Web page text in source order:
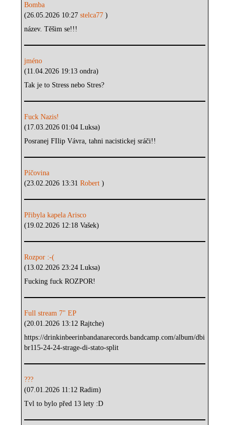
Bomba
(26.05.2026 10:27stelca77)
název. Těšim se!!!
jméno
(11.04.2026 19:13 ondra)
Tak je to Stress nebo Stres?
Fuck Nazis!
(17.03.2026 01:04 Luksa)
Posranej FIlip Vávra, tahni nacistickej sráči!!
Píčovina
(23.02.2026 13:31Robert)
Přibyla kapela Arisco
(19.02.2026 12:18 Vašek)
Rozpor :-(
(13.02.2026 23:24 Luksa)
Fucking fuck ROZPOR!
Full stream 7" EP
(20.01.2026 13:12 Rajtche)
https://drinkinbeerinbandanarecords.bandcamp.com/album/dbi
br115-24-24-strage-di-stato-split
???
(07.01.2026 11:12 Radim)
Tvl to bylo před 13 lety :D